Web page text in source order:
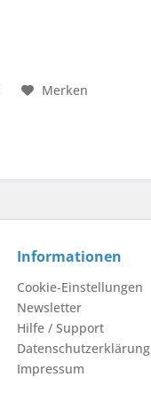
Merken
Informationen
Cookie-Einstellungen
Newsletter
Hilfe / Support
Datenschutzerklärung
Impressum